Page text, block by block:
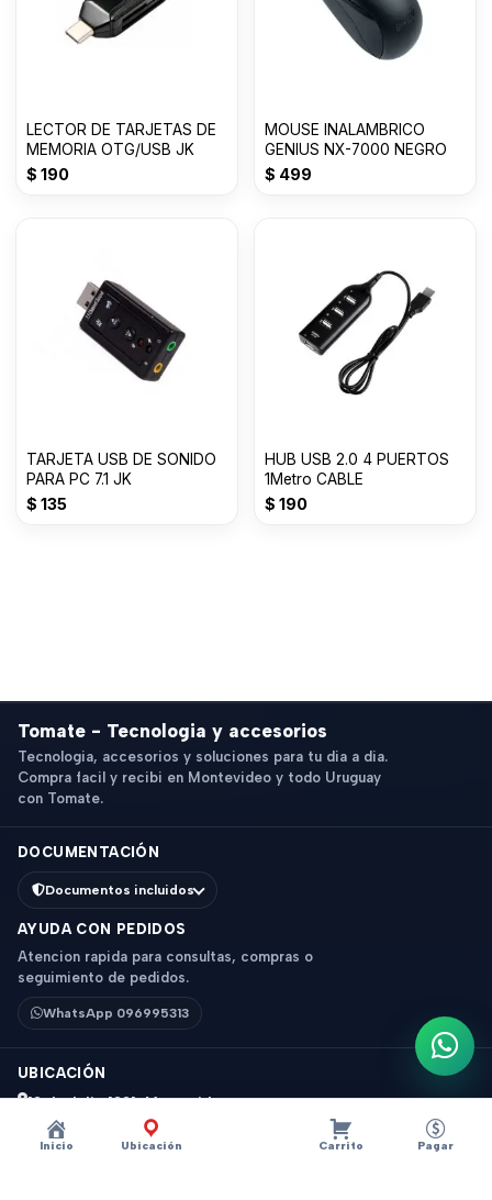
Inicio Ubicación Carrito Pagar
LECTOR DE TARJETAS DE
MEMORIA OTG/USB JK
$ 190
MOUSE INALAMBRICO
GENIUS NX-7000 NEGRO
$ 499
TARJETA USB DE SONIDO
PARA PC 7.1 JK
$ 135
HUB USB 2.0 4 PUERTOS
1Metro CABLE
$ 190
Tomate - Tecnologia y accesorios
Tecnologia, accesorios y soluciones para tu dia a dia.
Compra facil y recibi en Montevideo y todo Uruguay
con Tomate.
DOCUMENTACIÓN
Documentos incluidos
AYUDA CON PEDIDOS
Atencion rapida para consultas, compras o
seguimiento de pedidos.
WhatsApp 096995313
UBICACIÓN
18 de Julio 1831, Montevideo
Horario: 9 a 18 hs